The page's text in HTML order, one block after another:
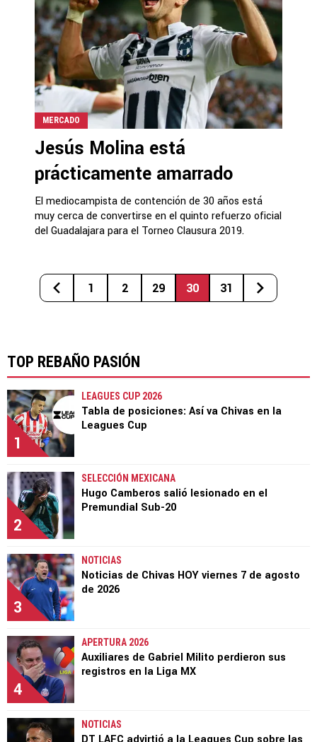
MERCADO
Jesús Molina está
prácticamente amarrado
El mediocampista de contención de 30 años está
muy cerca de convertirse en el quinto refuerzo oficial
del Guadalajara para el Torneo Clausura 2019.
1 2 29 30 31
TOP REBAÑO PASIÓN
1
LEAGUES CUP 2026
Tabla de posiciones: Así va Chivas en la
Leagues Cup
2
SELECCIÓN MEXICANA
Hugo Camberos salió lesionado en el
Premundial Sub-20
3
NOTICIAS
Noticias de Chivas HOY viernes 7 de agosto
de 2026
4
APERTURA 2026
Auxiliares de Gabriel Milito perdieron sus
registros en la Liga MX
NOTICIAS